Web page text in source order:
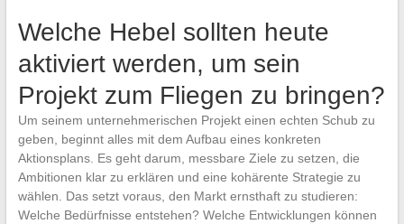
Welche Hebel sollten heute
aktiviert werden, um sein
Projekt zum Fliegen zu bringen?
Um seinem unternehmerischen Projekt einen echten Schub zu
geben, beginnt alles mit dem Aufbau eines konkreten
Aktionsplans. Es geht darum, messbare Ziele zu setzen, die
Ambitionen klar zu erklären und eine kohärente Strategie zu
wählen. Das setzt voraus, den Markt ernsthaft zu studieren:
Welche Bedürfnisse entstehen? Welche Entwicklungen können